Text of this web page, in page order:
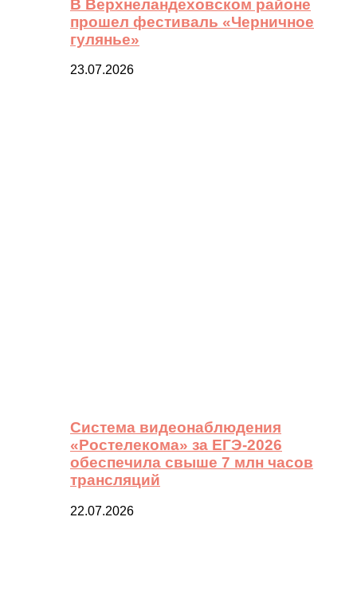
В Верхнеландеховском районе
прошел фестиваль «Черничное
гулянье»
23.07.2026
Система видеонаблюдения
«Ростелекома» за ЕГЭ-2026
обеспечила свыше 7 млн часов
трансляций
22.07.2026